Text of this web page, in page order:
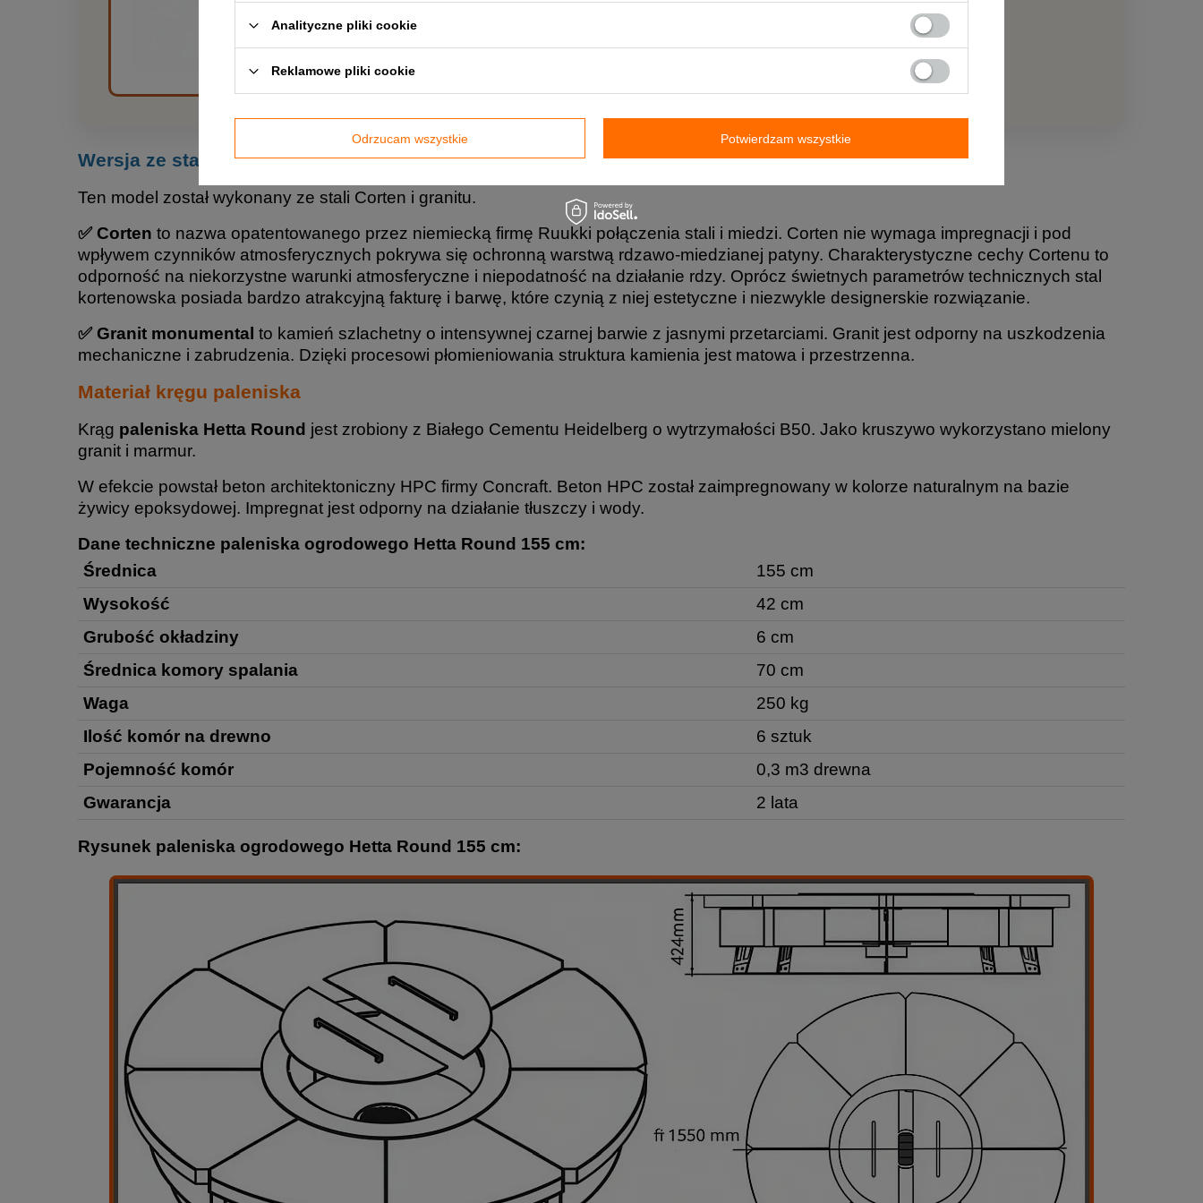
Wersja ze stali Corten i granitu
Ten model został wykonany ze stali Corten i granitu.
✅ Corten to nazwa opatentowanego przez niemiecką firmę Ruukki połączenia stali i miedzi. Corten nie wymaga impregnacji i pod
wpływem czynników atmosferycznych pokrywa się ochronną warstwą rdzawo-miedzianej patyny. Charakterystyczne cechy Cortenu to
odporność na niekorzystne warunki atmosferyczne i niepodatność na działanie rdzy. Oprócz świetnych parametrów technicznych stal
kortenowska posiada bardzo atrakcyjną fakturę i barwę, które czynią z niej estetyczne i niezwykle designerskie rozwiązanie.
✅ Granit monumental to kamień szlachetny o intensywnej czarnej barwie z jasnymi przetarciami. Granit jest odporny na uszkodzenia
mechaniczne i zabrudzenia. Dzięki procesowi płomieniowania struktura kamienia jest matowa i przestrzenna.
Materiał kręgu paleniska
Krąg paleniska Hetta Round jest zrobiony z Białego Cementu Heidelberg o wytrzymałości B50. Jako kruszywo wykorzystano mielony
granit i marmur.
W efekcie powstał beton architektoniczny HPC firmy Concraft. Beton HPC został zaimpregnowany w kolorze naturalnym na bazie
żywicy epoksydowej. Impregnat jest odporny na działanie tłuszczy i wody.
Dane techniczne paleniska ogrodowego Hetta Round 155 cm:
Średnica
155 cm
Wysokość
42 cm
Grubość okładziny
6 cm
Średnica komory spalania
70 cm
Waga
250 kg
Ilość komór na drewno
6 sztuk
Pojemność komór
0,3 m3 drewna
Gwarancja
2 lata
Rysunek paleniska ogrodowego Hetta Round 155 cm:
Analityczne pliki cookie
Reklamowe pliki cookie
Odrzucam wszystkie Potwierdzam wszystkie